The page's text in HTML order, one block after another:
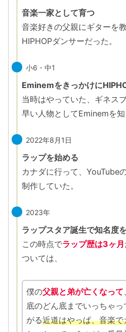
音楽一家として育つ
音楽好きの父親にギターを
HIPHOPダンサーだった。
小6・中1
Eminemをきっかけに
当時はやっていた、ギネス
早い人物としてEminemを知
2022年8月1日
ラップを始める
カナダに行って、YouTube
制作していた。
2023年
ラップスタア誕生で知名度
この時点でラップ歴は3ヶ月
ついては、
僕の父親と弟が亡くなって
底のどん底までいっちゃっ
がる近道はやっぱ、音楽で